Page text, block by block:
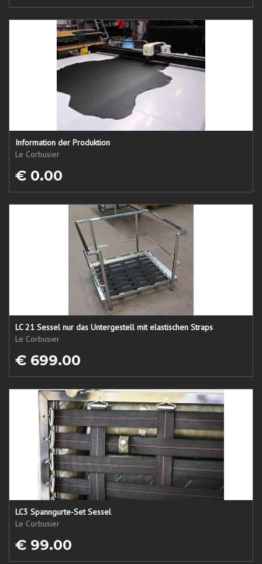
Information der Produktion
Le Corbusier
€ 0.00
LC 21 Sessel nur das Untergestell mit elastischen Straps
Le Corbusier
€ 699.00
LC3 Spanngurte-Set Sessel
Le Corbusier
€ 99.00